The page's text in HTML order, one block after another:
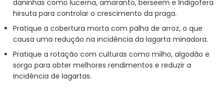
daninhas como lucerna, amaranto, berseem e Indigofera
hirsuta para controlar o crescimento da praga.
Pratique a cobertura morta com palha de arroz, o que
causa uma redução na incidência da lagarta minadora.
Pratique a rotação com culturas como milho, algodão e
sorgo para obter melhores rendimentos e reduzir a
incidência de lagartas.